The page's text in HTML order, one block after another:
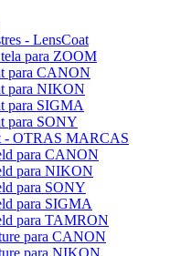
- LensCoat
para ZOOM
para CANON
para NIKON
para SIGMA
para SONY
- OTRAS MARCAS
para CANON
para NIKON
para SONY
para SIGMA
para TAMRON
para CANON
para NIKON